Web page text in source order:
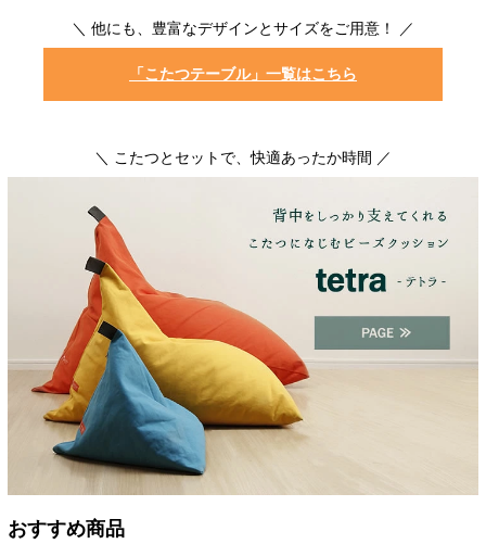
＼ 他にも、豊富なデザインとサイズをご用意！ ／
「こたつテーブル」一覧はこちら
＼ こたつとセットで、快適あったか時間 ／
おすすめ商品